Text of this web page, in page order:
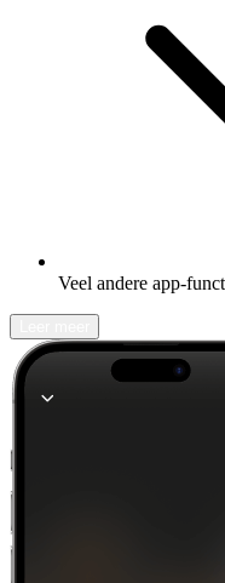
Veel andere app-